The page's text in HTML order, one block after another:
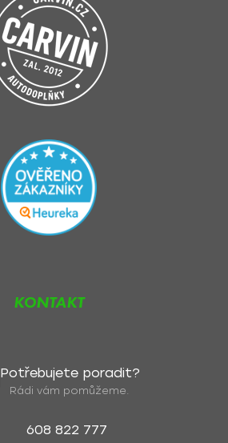
KONTAKT
Potřebujete poradit?
Rádi vám pomůžeme.
608 822 777